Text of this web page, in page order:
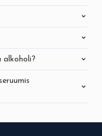
alkoholi?